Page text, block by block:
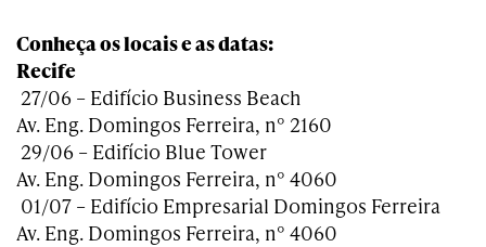
Conheça os locais e as datas:
Recife
27/06 – Edifício Business Beach
Av. Eng. Domingos Ferreira, n° 2160
29/06 – Edifício Blue Tower
Av. Eng. Domingos Ferreira, n° 4060
01/07 – Edifício Empresarial Domingos Ferreira
Av. Eng. Domingos Ferreira, n° 4060